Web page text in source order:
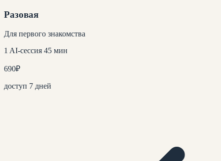
Разовая
Для первого знакомства
1 AI-сессия 45 мин
690₽
доступ 7 дней